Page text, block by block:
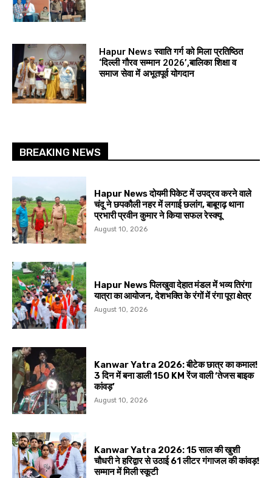
Hapur News स्वाति गर्ग को मिला प्रतिष्ठित
‘दिल्ली गौरव सम्मान 2026’,बालिका शिक्षा व
समाज सेवा में अभूतपूर्व योगदान
BREAKING NEWS
Hapur News दोयमी पिकेट में उपद्रव करने वाले
चंदू ने छपकौली नहर में लगाई छलांग, बाबूगढ़ थाना
प्रभारी प्रवीन कुमार ने किया सफल रेस्क्यू
August 10, 2026
Hapur News पिलखुवा देहात मंडल में भव्य तिरंगा
यात्रा का आयोजन, देशभक्ति के रंगों में रंगा पूरा क्षेत्र
August 10, 2026
Kanwar Yatra 2026: बीटेक छात्र का कमाल!
3 दिन में बना डाली 150 KM रेंज वाली ‘तेजस बाइक
कांवड़’
August 10, 2026
Kanwar Yatra 2026: 15 साल की खुशी
चौधरी ने हरिद्वार से उठाई 61 लीटर गंगाजल की कांवड़!
सम्मान में मिली स्कूटी